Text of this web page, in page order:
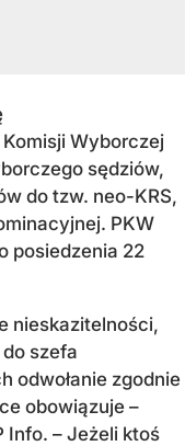
Wyborczej
sędziów,
do tzw. neo-KRS,
PKW
posiedzenia 22
nieskazitelności,
szefa
odwołanie zgodnie
obowiązuje –
Info. – Jeżeli ktoś